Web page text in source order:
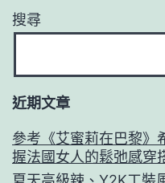
搜尋
近期文章
參考《艾蜜莉在巴黎》
握法國女人的鬆弛感穿